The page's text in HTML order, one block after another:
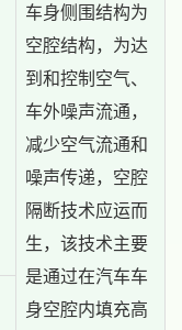
车身侧围结构为
空腔结构，为达
到和控制空气、
车外噪声流通，
减少空气流通和
噪声传递，空腔
隔断技术应运而
生，该技术主要
是通过在汽车车
身空腔内填充高